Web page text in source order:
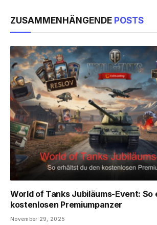
ZUSAMMENHÄNGENDE POSTS
World of Tanks Jubiläums-Event: So
kostenlosen Premiumpanzer
November 29, 2025